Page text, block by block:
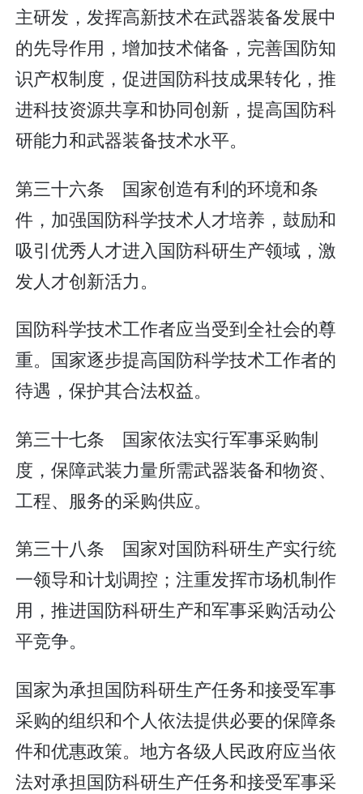
主研发，发挥高新技术在武器装备发展中
的先导作用，增加技术储备，完善国防知
识产权制度，促进国防科技成果转化，推
进科技资源共享和协同创新，提高国防科
研能力和武器装备技术水平。
第三十六条 国家创造有利的环境和条
件，加强国防科学技术人才培养，鼓励和
吸引优秀人才进入国防科研生产领域，激
发人才创新活力。
国防科学技术工作者应当受到全社会的尊
重。国家逐步提高国防科学技术工作者的
待遇，保护其合法权益。
第三十七条 国家依法实行军事采购制
度，保障武装力量所需武器装备和物资、
工程、服务的采购供应。
第三十八条 国家对国防科研生产实行统
一领导和计划调控；注重发挥市场机制作
用，推进国防科研生产和军事采购活动公
平竞争。
国家为承担国防科研生产任务和接受军事
采购的组织和个人依法提供必要的保障条
件和优惠政策。地方各级人民政府应当依
法对承担国防科研生产任务和接受军事采